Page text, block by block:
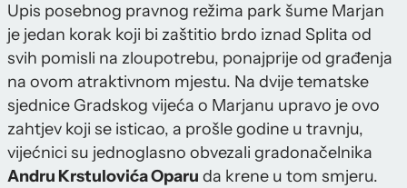
Upis posebnog pravnog režima park šume Marjan
je jedan korak koji bi zaštitio brdo iznad Splita od
svih pomisli na zloupotrebu, ponajprije od građenja
na ovom atraktivnom mjestu. Na dvije tematske
sjednice Gradskog vijeća o Marjanu upravo je ovo
zahtjev koji se isticao, a prošle godine u travnju,
vijećnici su jednoglasno obvezali gradonačelnika
Andru Krstulovića Oparu da krene u tom smjeru.